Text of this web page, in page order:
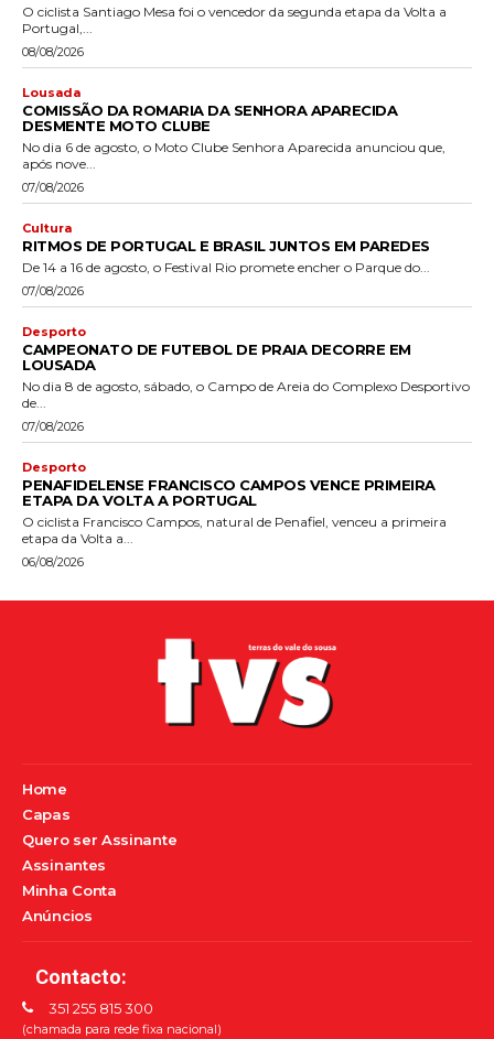
O ciclista Santiago Mesa foi o vencedor da segunda etapa da Volta a
Portugal,...
08/08/2026
Lousada
COMISSÃO DA ROMARIA DA SENHORA APARECIDA
DESMENTE MOTO CLUBE
No dia 6 de agosto, o Moto Clube Senhora Aparecida anunciou que,
após nove...
07/08/2026
Cultura
RITMOS DE PORTUGAL E BRASIL JUNTOS EM PAREDES
De 14 a 16 de agosto, o Festival Rio promete encher o Parque do...
07/08/2026
Desporto
CAMPEONATO DE FUTEBOL DE PRAIA DECORRE EM
LOUSADA
No dia 8 de agosto, sábado, o Campo de Areia do Complexo Desportivo
de...
07/08/2026
Desporto
PENAFIDELENSE FRANCISCO CAMPOS VENCE PRIMEIRA
ETAPA DA VOLTA A PORTUGAL
O ciclista Francisco Campos, natural de Penafiel, venceu a primeira
etapa da Volta a...
06/08/2026
Home
Capas
Quero ser Assinante
Assinantes
Minha Conta
Anúncios
Contacto:
351 255 815 300
(chamada para rede fixa nacional)